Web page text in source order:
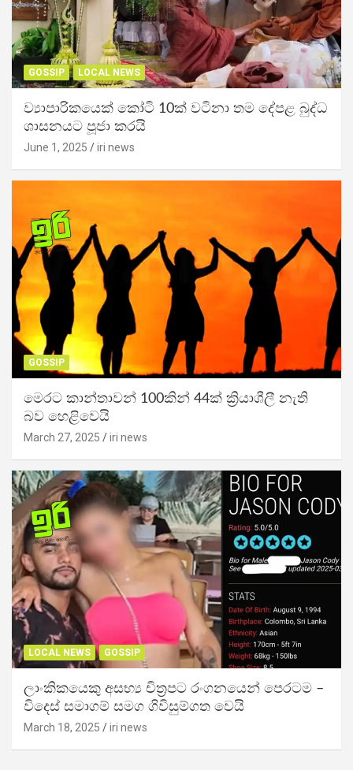
GOSSIP LOCAL NEWS
ව්‍යාපාරිකයෙක් කෝටි 10ක් වටිනා තම දේපළ බුද්ධ
ශාසනයට පූජා කරයි
June 1, 2025 iri news
GOSSIP
මෙරට කාන්තාවන් 100කින් 44ක් ක්‍රියාශීලී නැති
බව හෙළිවෙයි
March 27, 2025 iri news
LOCAL NEWS GOSSIP
ලාංකිකයෙකු අසභ්‍ය චිත්‍රපට රංගනයෙන් පෙරටම –
විදෙස් සමාගම් සමග ගිවිසුම්ගත වෙයි
March 18, 2025 iri news